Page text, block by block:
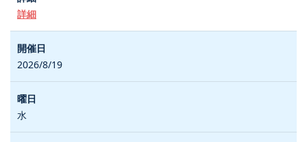
詳細
2026/8/19
水